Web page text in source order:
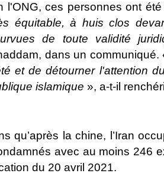
l'ONG, ces personnes ont
équitable, à huis clos
de toute validité
dans un communiqué.
et de détourner l'attention
islamique », a-t-il
qu’après la chine, l’Iran
avec au moins 246
du 20 avril 2021.